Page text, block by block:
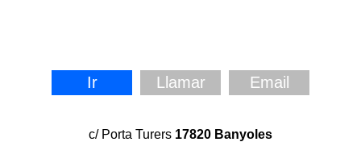
Ir Llamar Email
c/ Porta Turers 17820 Banyoles